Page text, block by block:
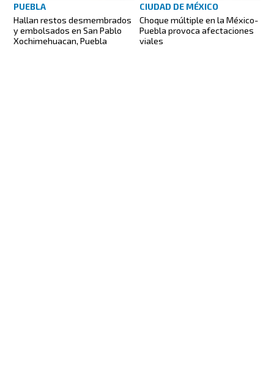
PUEBLA
Hallan restos desmembrados
y embolsados en San Pablo
Xochimehuacan, Puebla
CIUDAD DE MÉXICO
Choque múltiple en la México-
Puebla provoca afectaciones
viales